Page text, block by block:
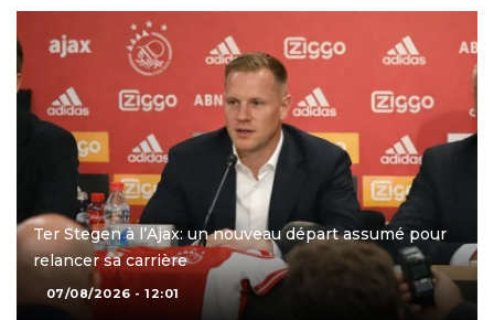
Ter Stegen à l’Ajax: un nouveau départ assumé pour
relancer sa carrière
07/08/2026 - 12:01